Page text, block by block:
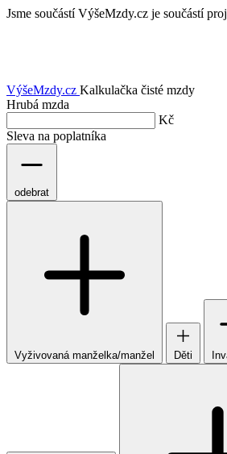
Jsme součástí VýšeMzdy.cz je součástí
VýšeMzdy.cz Kalkulačka čisté mzdy
Hrubá mzda
Kč
Sleva na poplatníka
odebrat
Vyživovaná manželka/manžel Děti